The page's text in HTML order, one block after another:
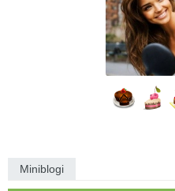
Miniblogi